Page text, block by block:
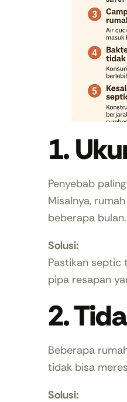
1.
Penyebab
Misalnya,
beberapa bulan.
Solusi:
Pastikan septic
pipa resapan
2.
Beberapa
tidak bisa
Solusi: